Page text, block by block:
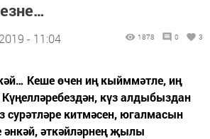
- 11:04 1878 0 3
Кеше өчен иң кыйммәтле, иң
Күңелләребездән, күз алдыбыздан
сурәтләре китмәсен, югалмасын
әнкәй, әткәйләрнең җылы